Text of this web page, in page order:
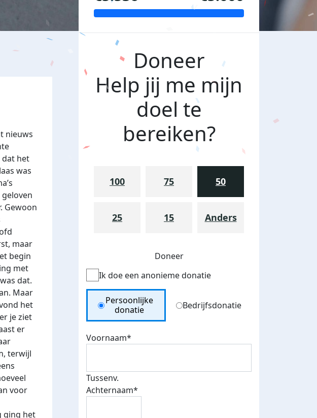
nieuws
dat het
was
Gewoon
maar
begin
met
dat.
Maar
het
je ziet
er
terwijl
voor
ging het
Doneer
Help jij me mijn
doel te
bereiken?
100 75 50
25 15 Anders
Doneer
Ik doe een anonieme donatie
Donation Type
Persoonlijke
donatie
Bedrijfsdonatie
Voornaam*
Tussenv.
Achternaam*